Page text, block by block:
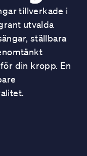
tillverkade i
utvalda
ställbara
din kropp. En